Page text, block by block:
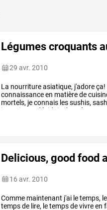
Légumes croquants
29 avr. 2010
La nourritureasiatique, j'adoreça!
connaissanceen matièrede
mortels, jeconnais lessushis,
jours,
je décidais donc à
Delicious, good food
16 avr. 2010
Comme maintenant j'ai letemps, le
tempsde lire, letempsdevivreen